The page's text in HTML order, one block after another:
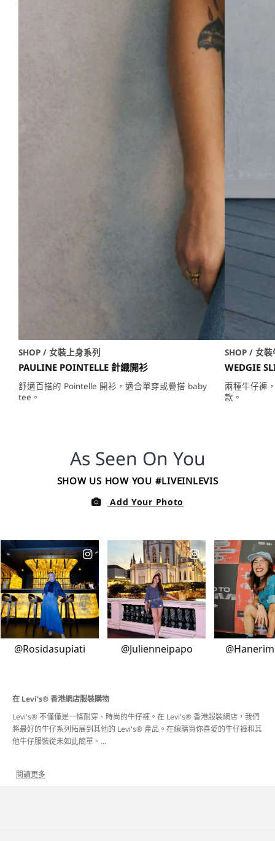
SHOP / 女裝上身系列
PAULINE POINTELLE 針織開衫
舒適百搭的 Pointelle 開衫，適合單穿或疊搭 baby
tee。
SHOP / 女
WEDGIE
兩種牛仔褲
款。
在 Levi's® 香港網店服裝購物
Levi's® 不僅僅是一條耐穿、時尚的牛仔褲。在 Levi's® 香港服裝網店，我們
將最好的牛仔系列拓展到其他的 Levi's® 產品。在線購買你喜愛的牛仔褲和其
他牛仔服裝從未如此簡單。 ...
閱讀更多